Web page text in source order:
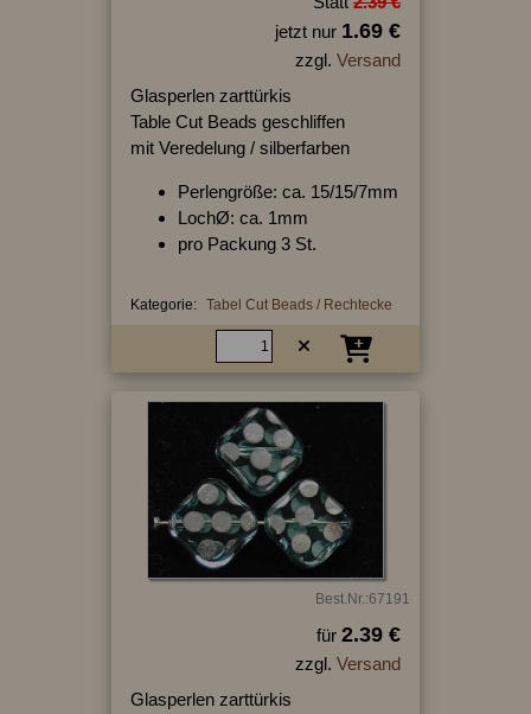
jetzt nur 1.69 €
zzgl. Versand
Glasperlen zarttürkis
Table Cut Beads geschliffen
mit Veredelung / silberfarben
Perlengröße: ca. 15/15/7mm
LochØ: ca. 1mm
pro Packung 3 St.
Kategorie: Tabel Cut Beads / Rechtecke
Best.Nr.:67191
für 2.39 €
zzgl. Versand
Glasperlen zarttürkis